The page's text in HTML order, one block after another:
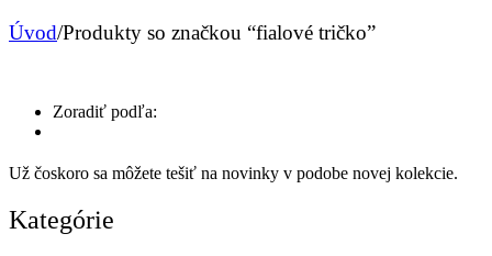
Úvod/Produkty so značkou “fialové tričko”
Zoradiť podľa:
Už čoskoro sa môžete tešiť na novinky v podobe novej kolekcie.
Kategórie